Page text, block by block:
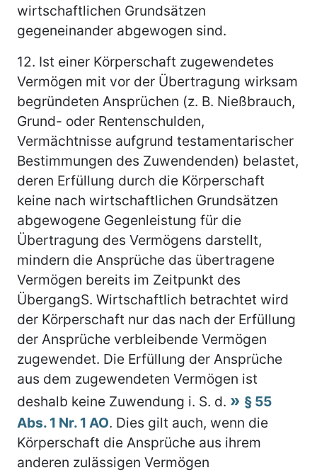
wirtschaftlichen Grundsätzen
gegeneinander abgewogen sind.
12. Ist einer Körperschaft zugewendetes
Vermögen mit vor der Übertragung wirksam
begründeten Ansprüchen (z. B. Nießbrauch,
Grund- oder Rentenschulden,
Vermächtnisse aufgrund testamentarischer
Bestimmungen des Zuwendenden) belastet,
deren Erfüllung durch die Körperschaft
keine nach wirtschaftlichen Grundsätzen
abgewogene Gegenleistung für die
Übertragung des Vermögens darstellt,
mindern die Ansprüche das übertragene
Vermögen bereits im Zeitpunkt des
ÜbergangS. Wirtschaftlich betrachtet wird
der Körperschaft nur das nach der Erfüllung
der Ansprüche verbleibende Vermögen
zugewendet. Die Erfüllung der Ansprüche
aus dem zugewendeten Vermögen ist
deshalb keine Zuwendung i. S. d.
§ 55
Abs. 1 Nr. 1 AO. Dies gilt auch, wenn die
Körperschaft die Ansprüche aus ihrem
anderen zulässigen Vermögen